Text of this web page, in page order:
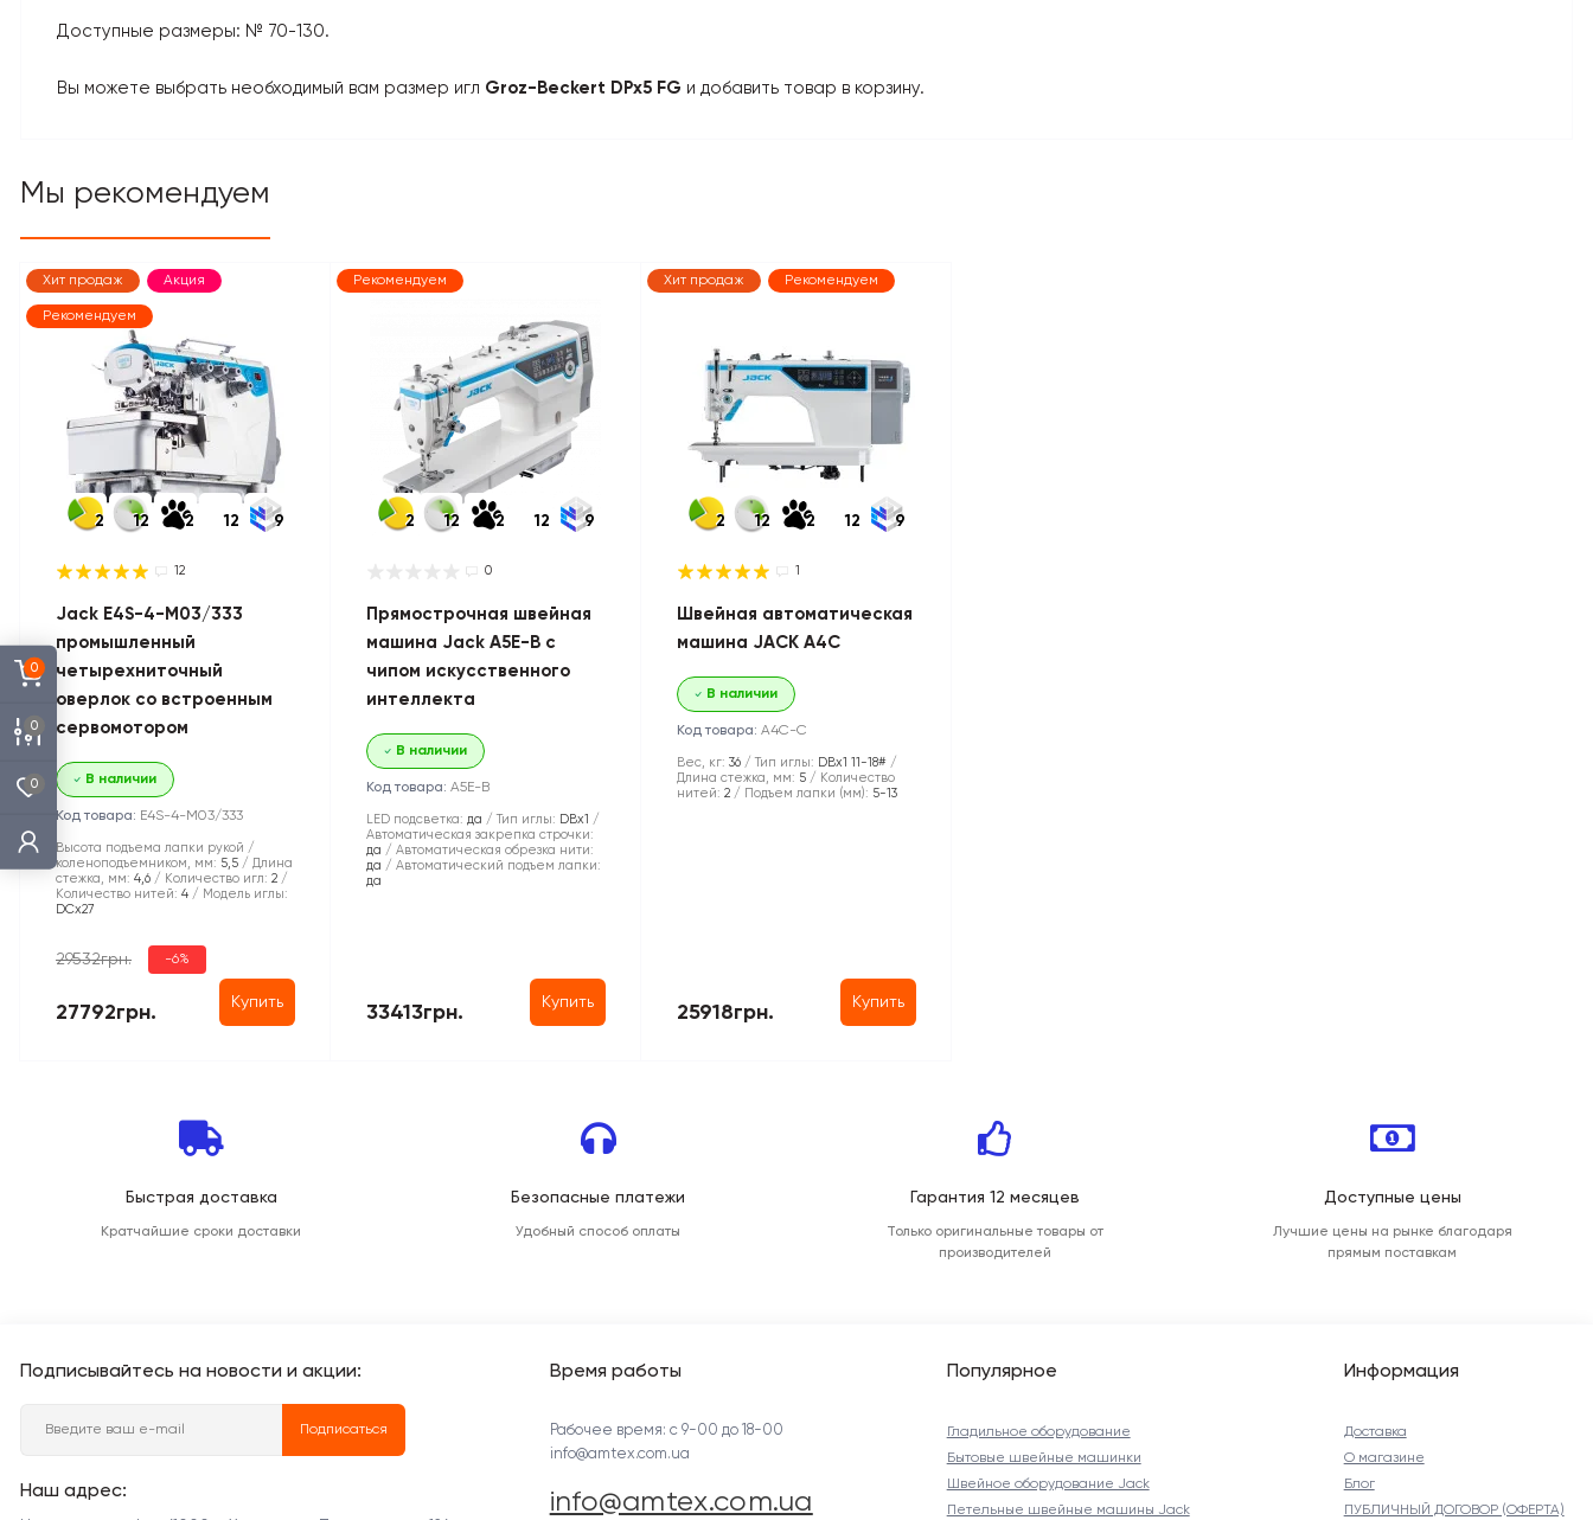
0
0
0
Доступные размеры: № 70-130.
Вы можете выбрать необходимый вам размер игл Groz-Beckert DPx5 FG и добавить товар в корзину.
Мы рекомендуем
Хит продаж Акция
Рекомендуем
2 12 2 12 9
12
Jack E4S-4-M03/333
промышленный
четырехниточный
оверлок со встроенным
сервомотором
В наличии
Код товара: E4S-4-M03/333
Высота подъема лапки рукой /
коленоподъемником, мм: 5,5
Длина
стежка, мм: 4,6 Количество игл: 2
Количество нитей: 4
Модель иглы:
DCx27
29532грн. -6%
27792грн. Купить
Рекомендуем
2 12 2 12 9
0
Прямострочная швейная
машина Jack A5E-B с
чипом искусственного
интеллекта
В наличии
Код товара: A5E-B
LED подсветка: да Тип иглы: DBx1
Автоматическая закрепка строчки:
да
Автоматическая обрезка нити:
да
Автоматический подъем лапки:
да
33413грн. Купить
Хит продаж Рекомендуем
2 12 2 12 9
1
Швейная автоматическая
машина JACK A4C
В наличии
Код товара: A4C-С
Вес, кг: 36 Тип иглы: DBx1 11-18#
Длина стежка, мм: 5
Количество
нитей: 2 Подъем лапки (мм): 5-13
25918грн. Купить
Быстрая доставка
Кратчайшие сроки доставки
Безопасные платежи
Удобный способ оплаты
Гарантия 12 месяцев
Только оригинальные товары от
производителей
Доступные цены
Лучшие цены на рынке благодаря
прямым поставкам
Подписывайтесь на новости и акции:
Подписаться
Наш адрес:
Время работы
Рабочее время: с 9-00 до 18-00
info@amtex.com.ua
info@amtex.com.ua
Популярное
Гладильное оборудование
Бытовые швейные машинки
Швейное оборудование Jack
Петельные швейные машины Jack
Информация
Доставка
О магазине
Блог
ПУБЛИЧНЫЙ ДОГОВОР (ОФЕРТА)